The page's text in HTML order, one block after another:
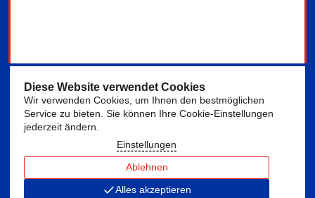
Diese Website verwendet Cookies
Wir verwenden Cookies, um Ihnen den bestmöglichen
Service zu bieten. Sie können Ihre Cookie-Einstellungen
jederzeit ändern.
Einstellungen
Ablehnen
Alles akzeptieren